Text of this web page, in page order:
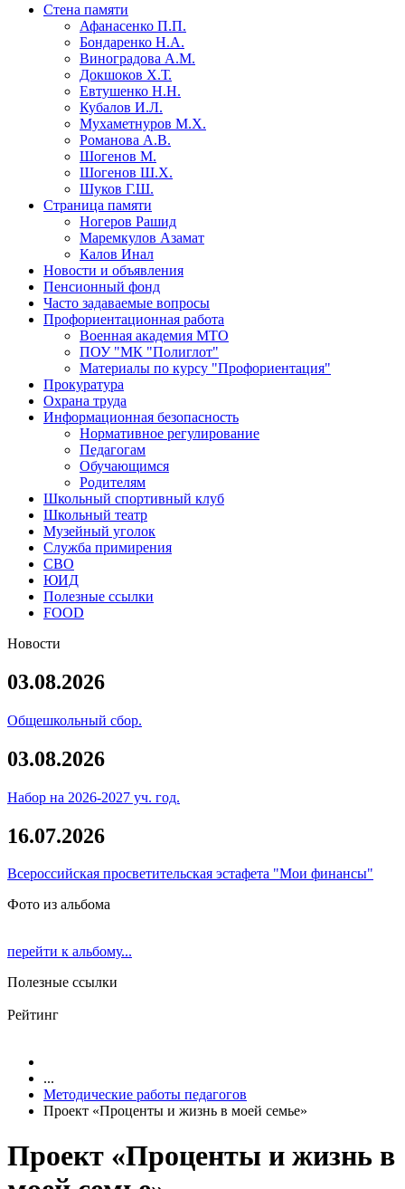
Стена памяти
Афанасенко П.П.
Бондаренко Н.А.
Виноградова А.М.
Докшоков Х.Т.
Евтушенко Н.Н.
Кубалов И.Л.
Мухаметнуров М.Х.
Романова А.В.
Шогенов М.
Шогенов Ш.Х.
Шуков Г.Ш.
Страница памяти
Ногеров Рашид
Маремкулов Азамат
Калов Инал
Новости и объявления
Пенсионный фонд
Часто задаваемые вопросы
Профориентационная работа
Военная академия МТО
ПОУ "МК "Полиглот"
Материалы по курсу "Профориентация"
Прокуратура
Охрана труда
Информационная безопасность
Нормативное регулирование
Педагогам
Обучающимся
Родителям
Школьный спортивный клуб
Школьный театр
Музейный уголок
Служба примирения
СВО
ЮИД
Полезные ссылки
FOOD
Новости
03.08.2026
Общешкольный сбор.
03.08.2026
Набор на 2026-2027 уч. год.
16.07.2026
Всероссийская просветительская эстафета "Мои финансы"
Фото из альбома
перейти к альбому...
Полезные ссылки
Рейтинг
...
Методические работы педагогов
Проект «Проценты и жизнь в моей семье»
Проект «Проценты и жизнь в